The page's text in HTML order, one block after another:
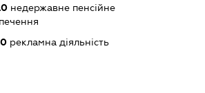
недержавне пенсійне
рекламна діяльність